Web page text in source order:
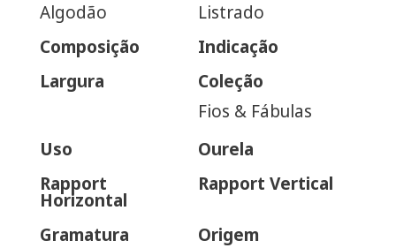
Algodão
Listrado
Composição
Indicação
Largura
Coleção
Fios & Fábulas
Uso
Ourela
Rapport
Horizontal
Rapport Vertical
Gramatura
Origem